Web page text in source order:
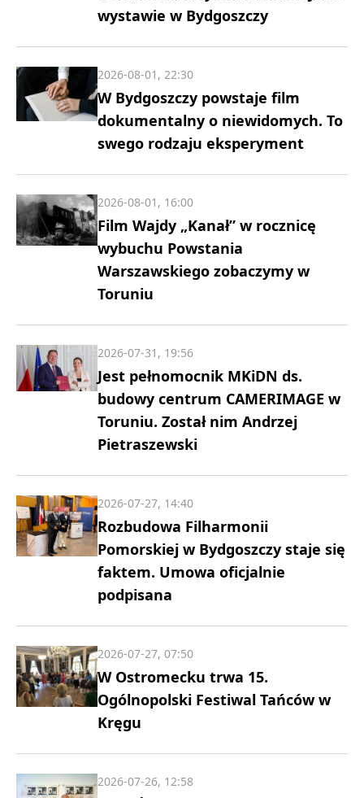
wystawie w Bydgoszczy
W Bydgoszczy powstaje film
dokumentalny o niewidomych. To
swego rodzaju eksperyment
2026-08-01, 22:30
Film Wajdy „Kanał” w rocznicę
wybuchu Powstania
Warszawskiego zobaczymy w
Toruniu
2026-08-01, 16:00
Jest pełnomocnik MKiDN ds.
budowy centrum CAMERIMAGE w
Toruniu. Został nim Andrzej
Pietraszewski
2026-07-31, 19:56
Rozbudowa Filharmonii
Pomorskiej w Bydgoszczy staje się
faktem. Umowa oficjalnie
podpisana
2026-07-27, 14:40
W Ostromecku trwa 15.
Ogólnopolski Festiwal Tańców w
Kręgu
2026-07-27, 07:50
2026-07-26, 12:58